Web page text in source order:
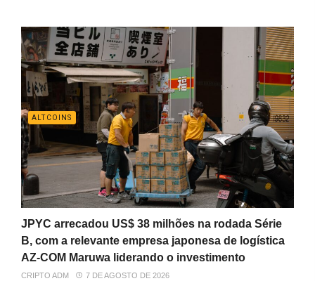
ALTCOINS
JPYC arrecadou US$ 38 milhões na rodada Série
B, com a relevante empresa japonesa de logística
AZ-COM Maruwa liderando o investimento
CRIPTO ADM 7 DE AGOSTO DE 2026